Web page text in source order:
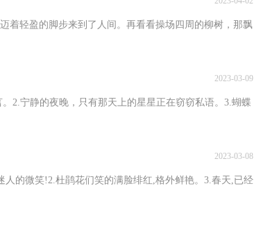
轻盈的脚步来到了人间。再看看操场四周的柳树，那飘
2023-03-09
2.宁静的夜晚，只有那天上的星星正在窃窃私语。3.蝴蝶
2023-03-08
的微笑!2.杜鹃花们笑的满脸绯红,格外鲜艳。3.春天,已经